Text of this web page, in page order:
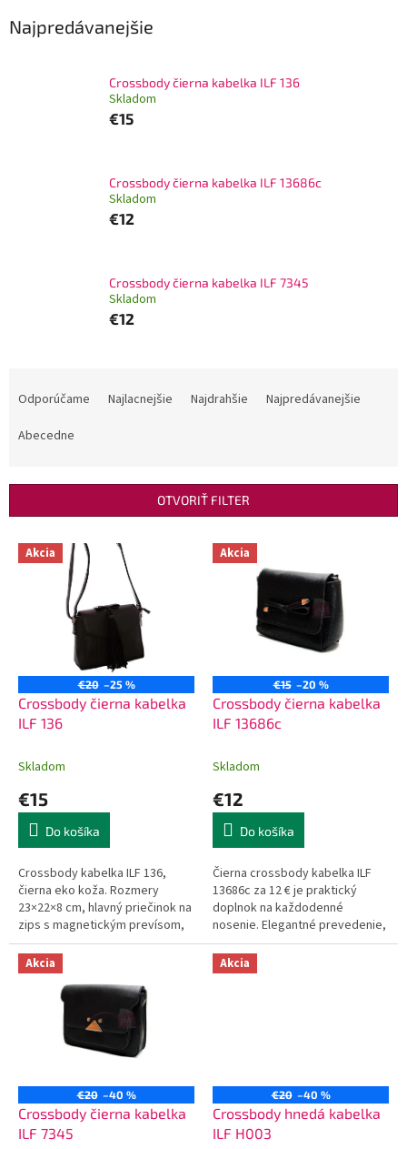
Najpredávanejšie
Crossbody čierna kabelka ILF 136
Skladom
€15
Crossbody čierna kabelka ILF 13686c
Skladom
€12
Crossbody čierna kabelka ILF 7345
Skladom
€12
p
Odporúčame Najlacnejšie Najdrahšie
Najpredávanejšie
Abecedne
OTVORIŤ FILTER
V Akcia
€20 –25 %
Crossbody čierna kabelka
ILF 136
Skladom
€15
Do košíka
Crossbody kabelka ILF 136,
čierna eko koža. Rozmery
23×22×8 cm, hlavný priečinok na
zips s magnetickým prevísom,
bočné vrecko na zips, otvorené
vrecko na mobil, zadný
priečinok...
Akcia
€15 –20 %
Crossbody čierna kabelka
ILF 13686c
Skladom
€12
Do košíka
Čierna crossbody kabelka ILF
13686c za 12 € je praktický
doplnok na každodenné
nosenie. Elegantné prevedenie,
ktoré ľahko skombinujete s
akýmkoľvek outfitom.
Akcia
€20 –40 %
Crossbody čierna kabelka
ILF 7345
Akcia
€20 –40 %
Crossbody hnedá kabelka
ILF H003